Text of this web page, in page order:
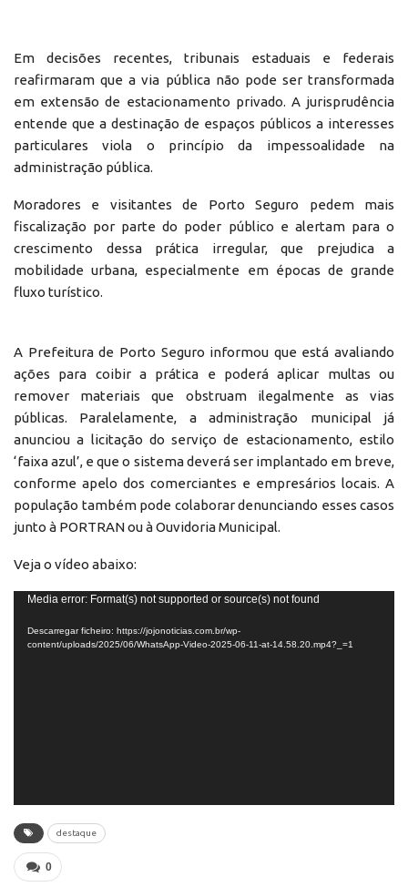
Em decisões recentes, tribunais estaduais e federais
reafirmaram que a via pública não pode ser transformada
em extensão de estacionamento privado. A jurisprudência
entende que a destinação de espaços públicos a interesses
particulares viola o princípio da impessoalidade na
administração pública.
Moradores e visitantes de Porto Seguro pedem mais
fiscalização por parte do poder público e alertam para o
crescimento dessa prática irregular, que prejudica a
mobilidade urbana, especialmente em épocas de grande
fluxo turístico.
A Prefeitura de Porto Seguro informou que está avaliando
ações para coibir a prática e poderá aplicar multas ou
remover materiais que obstruam ilegalmente as vias
públicas. Paralelamente, a administração municipal já
anunciou a licitação do serviço de estacionamento, estilo
‘faixa azul’, e que o sistema deverá ser implantado em breve,
conforme apelo dos comerciantes e empresários locais. A
população também pode colaborar denunciando esses casos
junto à PORTRAN ou à Ouvidoria Municipal.
Veja o vídeo abaixo:
Reprodutor
vídeo
Media error: Format(s) not supported or source(s) not found
Descarregar ficheiro: https://jojonoticias.com.br/wp-
content/uploads/2025/06/WhatsApp-Video-2025-06-11-at-14.58.20.mp4?_=1
destaque
0